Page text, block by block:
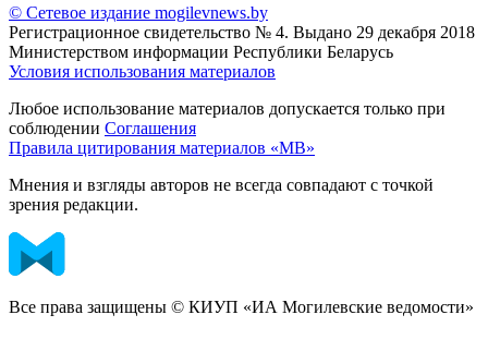
© Сетевое издание mogilevnews.by
Регистрационное свидетельство № 4. Выдано 29 декабря 2018
Министерством информации Республики Беларусь
Условия использования материалов
Любое использование материалов допускается только при
соблюдении Соглашения
Правила цитирования материалов «МВ»
Мнения и взгляды авторов не всегда совпадают с точкой
зрения редакции.
Все права защищены © КИУП «ИА Могилевские ведомости»